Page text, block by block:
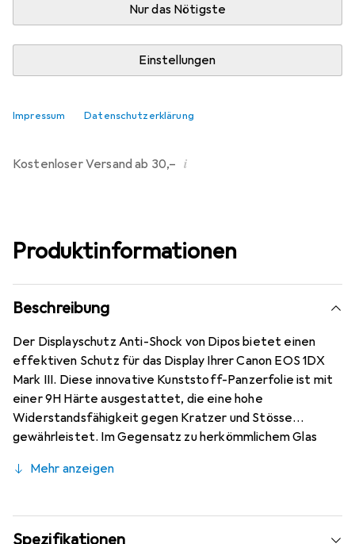
Nur das Nötigste
Einstellungen
Impressum Datenschutzerklärung
In den Warenkorb
Vergleichen
Kostenloser Versand ab 30,– i
Produktinformationen
Beschreibung
Der Displayschutz Anti-Shock von Dipos bietet einen
effektiven Schutz für das Display Ihrer Canon EOS 1DX
Mark III. Diese innovative Kunststoff-Panzerfolie ist mit
einer 9H Härte ausgestattet, die eine hohe
Widerstandsfähigkeit gegen Kratzer und Stösse
gewährleistet. Im Gegensatz zu herkömmlichem Glas
sicheren Wahl für den täglichen Gebrauch macht. Die
Stossdämpfung, während die oleophobische Anti-
Fingerprint-Beschichtung das Display sauber hält und
Mehr anzeigen
Spezifikationen